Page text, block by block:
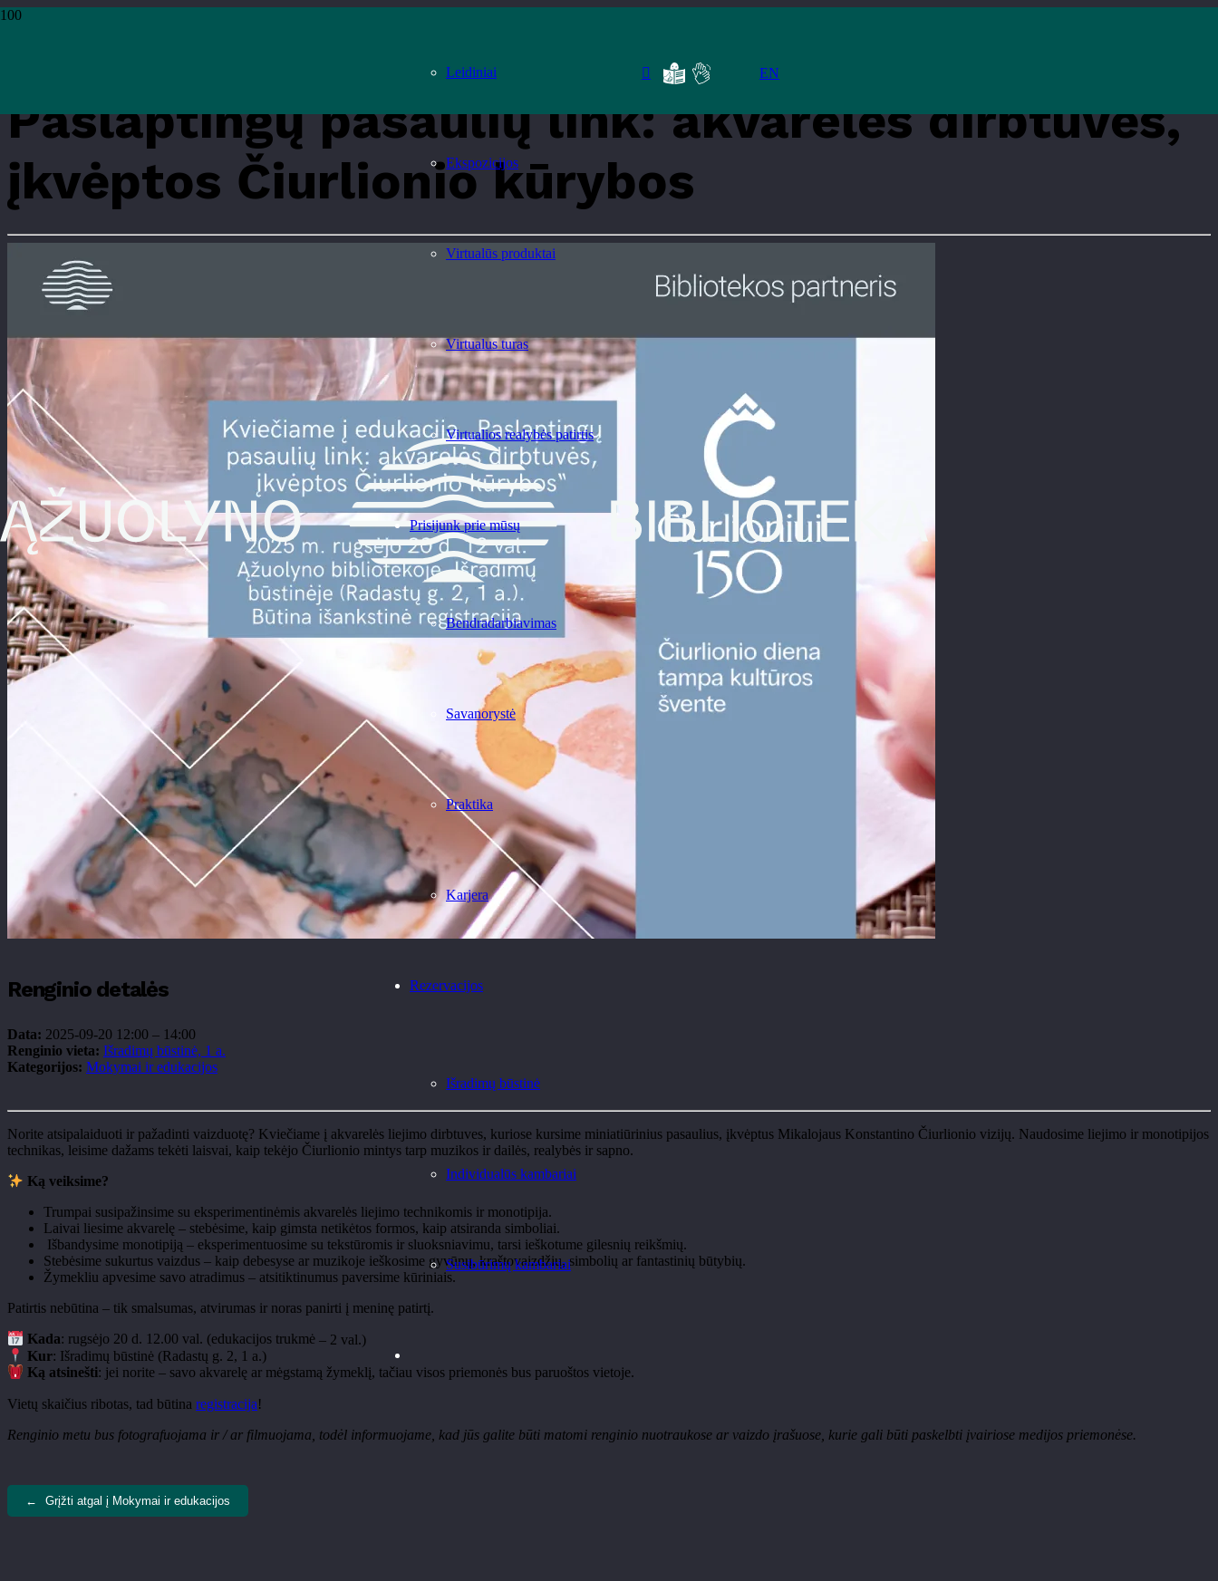
Leidiniai
Ekspozicijos
Virtualūs produktai
Virtualus turas
Virtualios realybės patirtis
Prisijunk prie mūsų
Bendradarbiavimas
Savanorystė
Praktika
Karjera
Rezervacijos
Išradimų būstinė
Individualūs kambariai
Susibūrimų kambariai
EN
Pradžia
Paslaptingų pasaulių link: akvarelės dirbtuvės,
įkvėptos Čiurlionio kūrybos
Renginio detalės
Data: 2025-09-20 12:00 – 14:00
Renginio vieta: Išradimų būstinė, 1 a.
Kategorijos: Mokymai ir edukacijos
Norite atsipalaiduoti ir pažadinti vaizduotę? Kviečiame į akvarelės liejimo dirbtuves, kuriose kursime miniatiūrinius pasaulius, įkvėptus Mikalojaus Konstantino Čiurlionio vizijų. Naudosime liejimo ir monotipijos
technikas, leisime dažams tekėti laisvai, kaip tekėjo Čiurlionio mintys tarp muzikos ir dailės, realybės ir sapno.
Ką veiksime?
Trumpai susipažinsime su eksperimentinėmis akvarelės liejimo technikomis ir monotipija.
Laivai liesime akvarelę – stebėsime, kaip gimsta netikėtos formos, kaip atsiranda simboliai.
I šbandysime monotipiją – eksperimentuosime su tekstūromis ir sluoksniavimu, tarsi ieškotume gilesnių reikšmių.
Stebėsime sukurtus vaizdus – kaip debesyse ar muzikoje ieškosime gyvūnų, kraštovaizdžių, simbolių ar fantastinių būtybių.
Žymekliu apvesime savo atradimus – atsitiktinumus paversime kūriniais.
Patirtis nebūtina – tik smalsumas, atvirumas ir noras panirti į meninę patirtį.
Kada: rugsėjo 20 d. 12.00 val. (edukacijos trukmė– 2 val.)
Kur: Išradimų būstinė (Radastų g. 2, 1 a.)
Ką atsinešti: jei norite– savo akvarelę ar mėgstamą žymeklį, tačiau visos priemonės bus paruoštos vietoje.
Vietų skaičius ribotas, tad būtina registracija!
Renginio metu bus fotografuojama ir / ar filmuojama, todėl informuojame, kad jūs galite būti matomi renginio nuotraukose ar vaizdo įrašuose, kurie gali būti paskelbti įvairiose medijos priemonėse.
← Grįžti atgal į Mokymai ir edukacijos